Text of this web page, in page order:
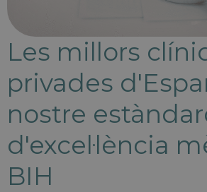
Les millors
privades
nostre
d'excel·lència
BIH